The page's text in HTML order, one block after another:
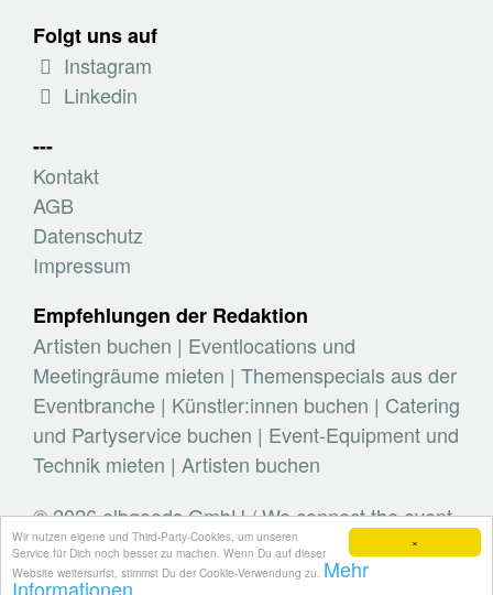
×
Wir nutzen eigene und Third-Party-Cookies, um unseren
Service für Dich noch besser zu machen. Wenn Du auf dieser
Website weitersurfst, stimmst Du der Cookie-Verwendung zu. Mehr
Informationen
Folgt uns auf
Instagram
Linkedin
---
Kontakt
AGB
Datenschutz
Impressum
Empfehlungen der Redaktion
Artisten buchen | Eventlocations und
Meetingräume mieten | Themenspecials aus der
Eventbranche | Künstler:innen buchen | Catering
und Partyservice buchen | Event-Equipment und
Technik mieten | Artisten buchen
© 2026 elbgoods GmbH / We connect the event
industry / Medienvielfalt für die Eventplanung /
Eventbranchenbuch, Blog, Magazin und mehr